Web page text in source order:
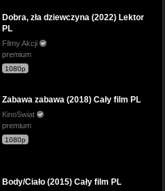
Dobra, zła dziewczyna (2022) Lektor
PL
Filmy Akcji
premium
1080p
Zabawa zabawa (2018) Cały film PL
KinoSwiat
premium
1080p
Body/Ciało (2015) Cały film PL